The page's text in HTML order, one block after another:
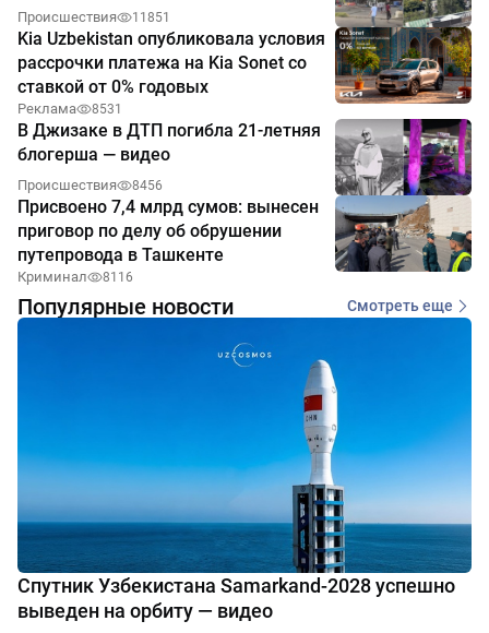
Происшествия 11851
Kia Uzbekistan опубликовала условия
рассрочки платежа на Kia Sonet со
ставкой от 0% годовых
Реклама 8531
В Джизаке в ДТП погибла 21-летняя
блогерша — видео
Происшествия 8456
Присвоено 7,4 млрд сумов: вынесен
приговор по делу об обрушении
путепровода в Ташкенте
Криминал 8116
Популярные новости Смотреть еще
Спутник Узбекистана Samarkand-2028 успешно
выведен на орбиту — видео